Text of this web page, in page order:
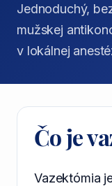
Jednoduchý,
mužskej
v lokálnej
Čo je
Vazektómia